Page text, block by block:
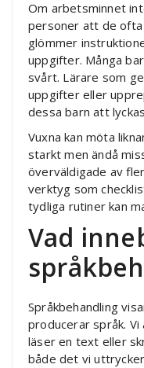
Om arbetsminnet
personer att de
glömmer
uppgifter. Många
svårt. Lärare som
uppgifter eller
dessa barn att
Vuxna kan möta
starkt men ändå
överväldigade av
verktyg som
tydliga rutiner kan
Vad
Språkbehandling
producerar språk.
läser en text eller
både det vi